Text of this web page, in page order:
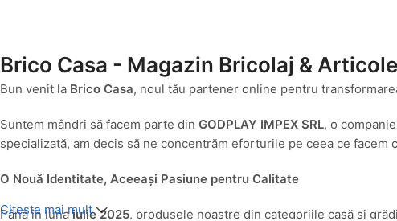
Brico Casa - Magazin Bricolaj &
Bun venit la Brico Casa, noul tău partener online pentru
Suntem mândri să facem parte din GODPLAY IMPEX SRL, o
specializată, am decis să ne concentrăm eforturile pe ceea ce
O Nouă Identitate, Aceeași Pasiune pentru Calitate
Până în lunaiulie 2025, produsele noastre din categoriile casă și
Citeste mai mult